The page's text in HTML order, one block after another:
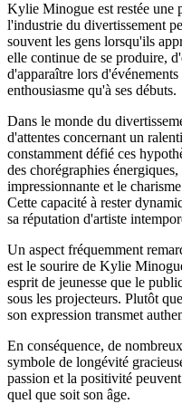
Kylie Minogue est restée une
l'industrie du divertissement
souvent les gens lorsqu'ils
elle continue de se produire,
d'apparaître lors
enthousiasme qu'à ses débuts.
Dans le monde du
d'attentes concernant un
constamment défié ces
des chorégraphies
impressionnante et le
Cette capacité à rester
sa réputation d'artiste
Un aspect fréquemment
est le sourire de Kylie
esprit de jeunesse que le
sous les projecteurs. Plutôt
son expression transmet
En conséquence, de
symbole de longévité
passion et la positivité
quel que soit son âge.